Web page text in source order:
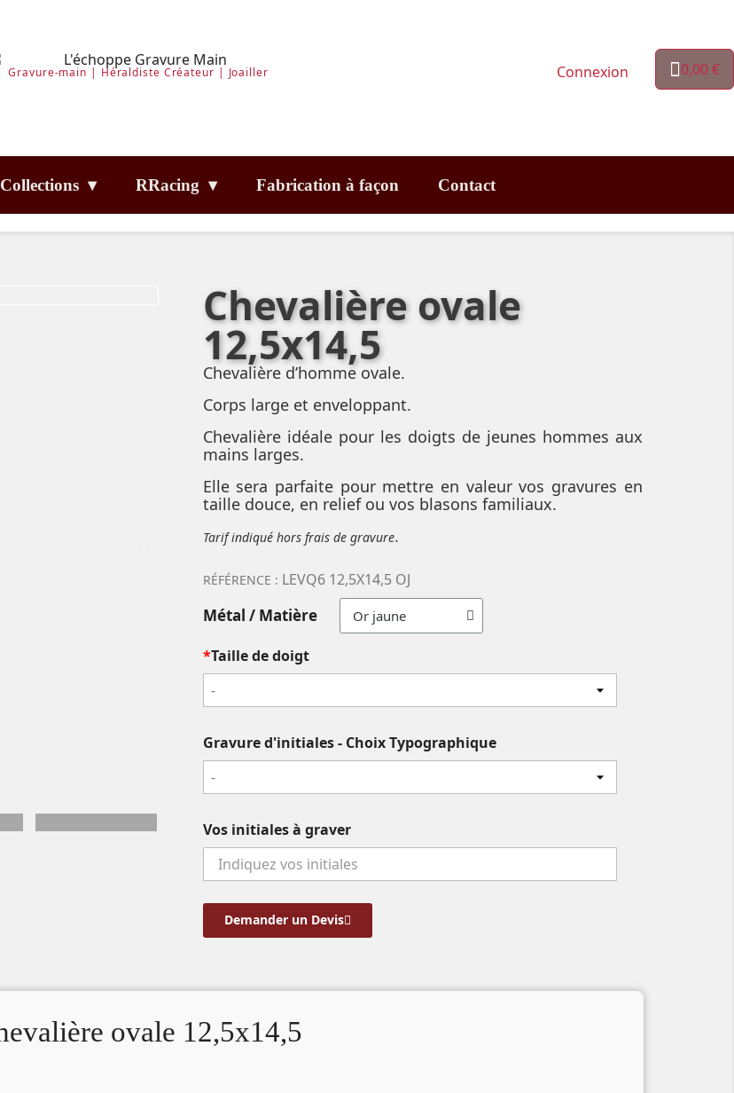
Gravure-main | Héraldiste Créateur | Joailler Connexion 0,00 €
▾ RRacing ▾ Fabrication à façon Contact
Chevalière ovale
12,5x14,5
Chevalière d’homme ovale.
Corps large et enveloppant.
Chevalière idéale pour les doigts de jeunes hommes aux
mains larges.
Elle sera parfaite pour mettre en valeur vos gravures en
taille douce, en relief ou vos blasons familiaux.
Tarif indiqué hors frais de gravure.
RÉFÉRENCE : LEVQ6 12,5X14,5 OJ
Métal / Matière
*Taille de doigt
-
Gravure d'initiales - Choix Typographique
-
Vos initiales à graver
Demander un Devis
ovale 12,5x14,5